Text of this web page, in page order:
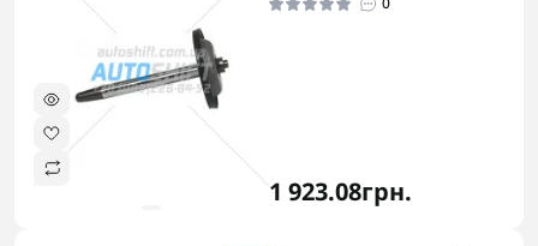
1 923.08грн.